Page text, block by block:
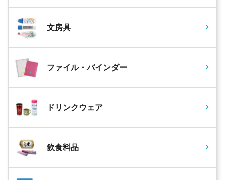
文房具
ファイル・バインダー
ドリンクウェア
飲食料品